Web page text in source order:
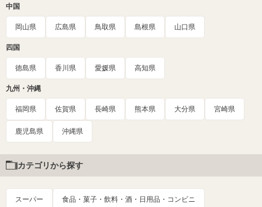
中国
岡山県 広島県 鳥取県 島根県 山口県
四国
徳島県 香川県 愛媛県 高知県
九州・沖縄
福岡県 佐賀県 長崎県 熊本県 大分県 宮崎県
鹿児島県 沖縄県
カテゴリから探す
スーパー 食品・菓子・飲料・酒・日用品・コンビニ